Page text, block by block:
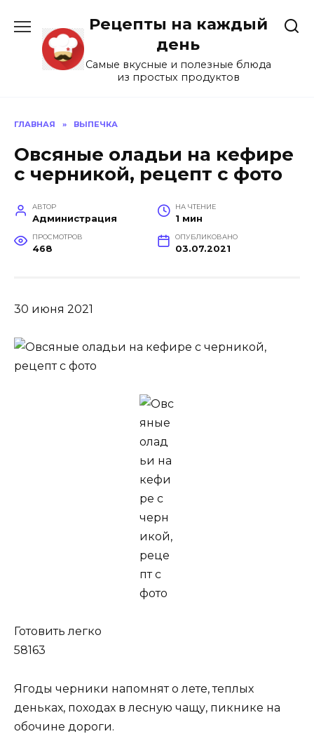
содержанию
Рецепты на каждый
день
Самые вкусные и полезные блюда
из простых продуктов
ГЛАВНАЯ » ВЫПЕЧКА
Овсяные оладьи на кефире
с черникой, рецепт с фото
АВТОР
Администрация
НА ЧТЕНИЕ
1 мин
ПРОСМОТРОВ
468
ОПУБЛИКОВАНО
03.07.2021
30 июня 2021
Готовить легко
58163
Ягоды черники напомнят о лете, теплых
деньках, походах в лесную чащу, пикнике на
обочине дороги.